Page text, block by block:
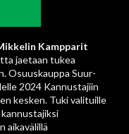
Kampparit
jaetaan tukea
Osuuskauppa Suur-
2024 Kannustajiin
kesken. Tuki valituille
aikavälillä